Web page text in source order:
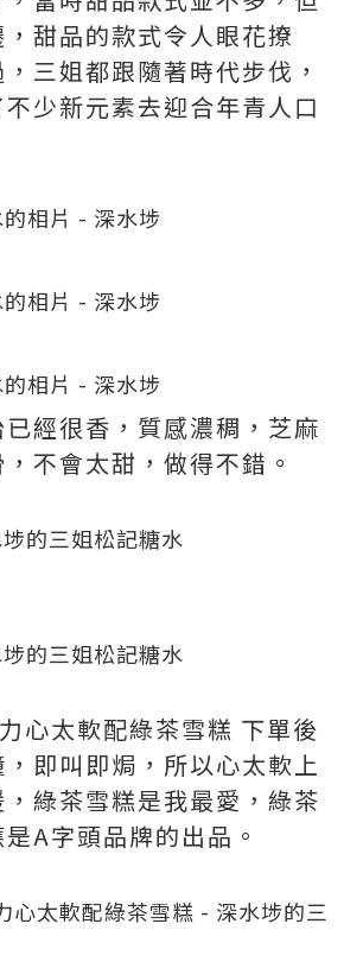
甜品的款式令人眼花撩
三姐都跟隨著時代步伐，
少新元素去迎合年青人口
經很香，質感濃稠，芝麻
不會太甜，做得不錯。
心太軟配綠茶雪糕 下單後
即叫即焗，所以心太軟上
綠茶雪糕是我最愛，綠茶
A字頭品牌的出品。